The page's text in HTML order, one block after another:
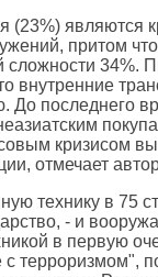
(23%) являются
притом
сложности 34%.
внутренние
До последнего
кризисом
отмечает
технику в 75
- и
в первую
терроризмом",